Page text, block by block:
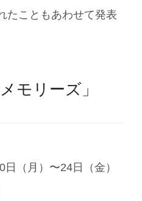
たこともあわせて発表
モリーズ」
（月）〜24日（金）